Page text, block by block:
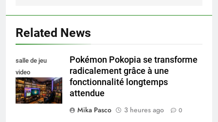
Related News
salle de jeu
video
collectionneur
Pokémon Pokopia se transforme
radicalement grâce à une
fonctionnalité longtemps
attendue
Mika Pasco
3 heures ago 0